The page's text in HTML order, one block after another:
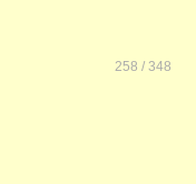
258 / 348